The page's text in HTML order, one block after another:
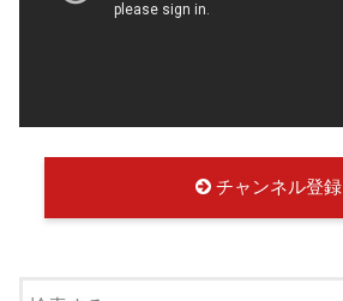
チャンネル登録